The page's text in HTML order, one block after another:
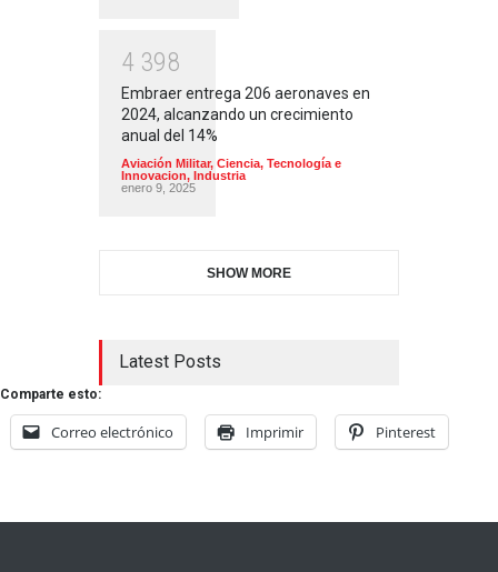
4 398
Embraer entrega 206 aeronaves en
2024, alcanzando un crecimiento
anual del 14%
Aviación Militar, Ciencia, Tecnología e
Innovacion, Industria
enero 9, 2025
SHOW MORE
Latest Posts
Comparte esto:
Correo electrónico Imprimir Pinterest